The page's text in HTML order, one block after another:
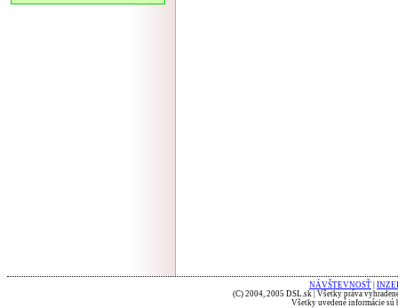
NÁVŠTEVNOSŤ
(C) 2004, 2005 DSL.sk | Všetky práva
Všetky uvedené informácie sú